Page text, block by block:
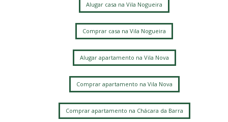
Alugar casa na Vila Nogueira
Comprar casa na Vila Nogueira
Alugar apartamento na Vila Nova
Comprar apartamento na Vila Nova
Comprar apartamento na Chácara da Barra